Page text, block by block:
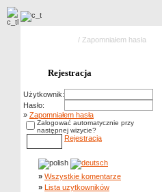
/ Zapomniałem hasła
Rejestracja
Użytkownik:
Hasło:
» Zapomniałem hasła
Zalogować automatycznie przy
następnej wizycie?
Rejestracja
» Wszystkie komentarze
» Lista uzytkowników